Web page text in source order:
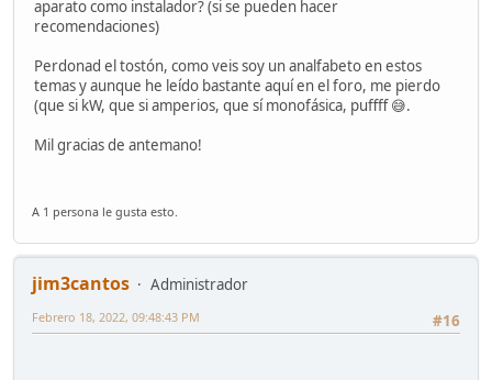
aparato como instalador? (si se pueden hacer
recomendaciones)
Perdonad el tostón, como veis soy un analfabeto en estos
temas y aunque he leído bastante aquí en el foro, me pierdo
(que si kW, que si amperios, que sí monofásica, puffff 😅.
Mil gracias de antemano!
A 1 persona le gusta esto.
jim3cantos
Administrador
#16
Febrero 18, 2022, 09:48:43 PM